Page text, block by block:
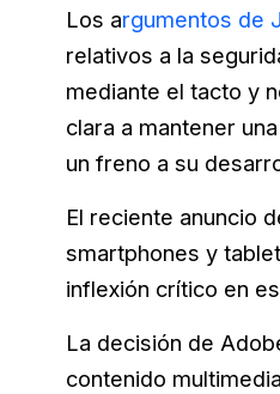
Los argumentos de
relativos a la
mediante el tacto y
clara a mantener
un freno a su
El reciente anuncio
smartphones y
inflexión crítico en
La decisión de
contenido